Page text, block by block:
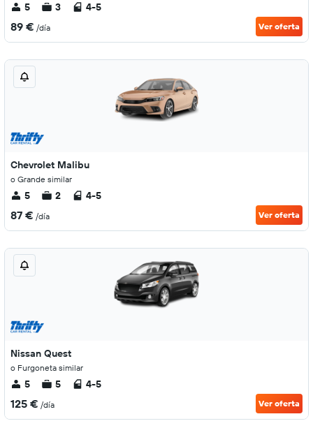
5 3 4-5
89 € /día Ver oferta
Chevrolet Malibu
o Grande similar
5 2 4-5
87 € /día Ver oferta
Nissan Quest
o Furgoneta similar
5 5 4-5
125 € /día Ver oferta